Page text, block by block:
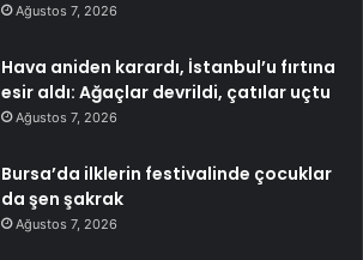
Ağustos 7, 2026
Hava aniden karardı, İstanbul’u fırtına
esir aldı: Ağaçlar devrildi, çatılar uçtu
Ağustos 7, 2026
Bursa’da ilklerin festivalinde çocuklar
da şen şakrak
Ağustos 7, 2026